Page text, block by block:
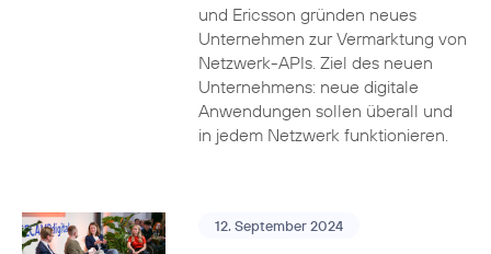
und Ericsson gründen neues
Unternehmen zur Vermarktung von
Netzwerk-APIs. Ziel des neuen
Unternehmens: neue digitale
Anwendungen sollen überall und
in jedem Netzwerk funktionieren.
12. September 2024